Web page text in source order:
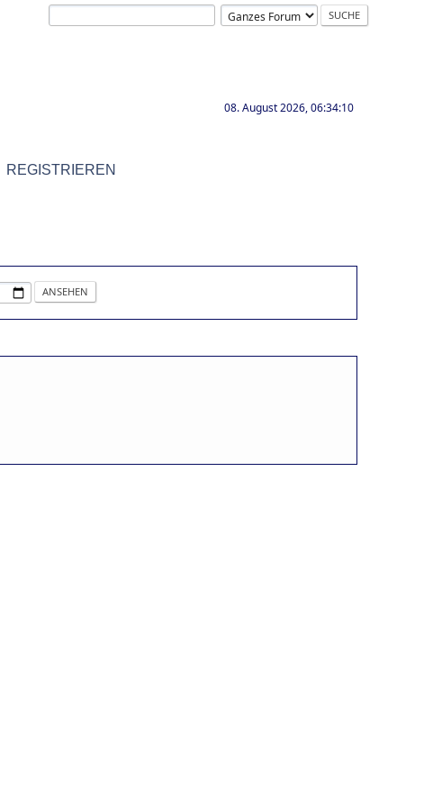
08. August 2026, 06:34:10
REGISTRIEREN